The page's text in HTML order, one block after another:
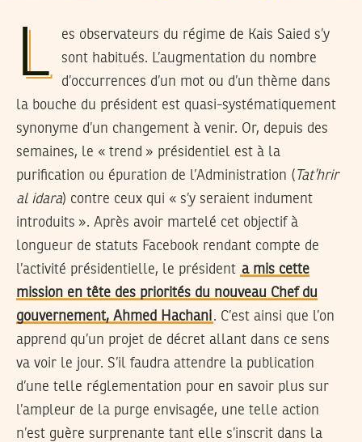
L
es observateurs du régime de Kais Saied s’y
sont habitués. L’augmentation du nombre
d’occurrences d’un mot ou d’un thème dans
la bouche du président est quasi-systématiquement
synonyme d’un changement à venir. Or, depuis des
semaines, le « trend » présidentiel est à la
purification ou épuration de l’Administration ( Tat’hrir
al idara) contre ceux qui « s’y seraient indument
introduits ». Après avoir martelé cet objectif à
longueur de statuts Facebook rendant compte de
l’activité présidentielle, le président a mis cette
mission en tête des priorités du nouveau Chef du
gouvernement, Ahmed Hachani. C’est ainsi que l’on
apprend qu’un projet de décret allant dans ce sens
va voir le jour. S’il faudra attendre la publication
d’une telle réglementation pour en savoir plus sur
l’ampleur de la purge envisagée, une telle action
n’est guère surprenante tant elle s’inscrit dans la